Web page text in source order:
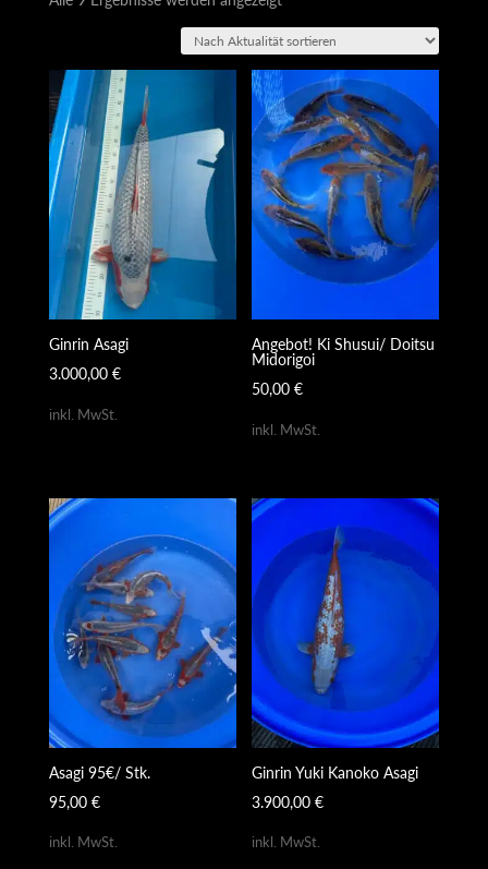
Aktualität
sortiert
Ginrin Asagi
3.000,00 €
inkl. MwSt.
Angebot! Ki Shusui/ Doitsu
Midorigoi
50,00€
inkl. MwSt.
Asagi 95€/ Stk.
95,00 €
inkl. MwSt.
Ginrin Yuki Kanoko Asagi
3.900,00€
inkl. MwSt.